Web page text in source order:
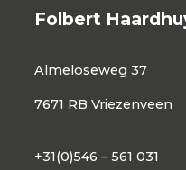
Folbert
Almeloseweg 37
7671 RB Vriezenveen
+31(0)546 – 561 031